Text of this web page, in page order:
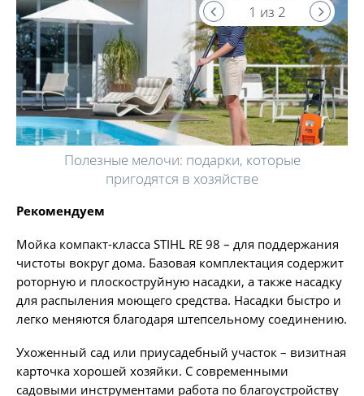
Полезные мелочи: подарки, которые
пригодятся в хозяйстве
1 из 2
Рекомендуем
Мойка компакт-класса STIHL RE 98 – для поддержания
чистоты вокруг дома. Базовая комплектация содержит
роторную и плоскоструйную насадки, а также насадку
для распыления моющего средства. Насадки быстро и
легко меняются благодаря штепсельному соединению.
Ухоженный сад или приусадебный участок – визитная
карточка хорошей хозяйки. С современными
садовыми инструментами работа по благоустройству